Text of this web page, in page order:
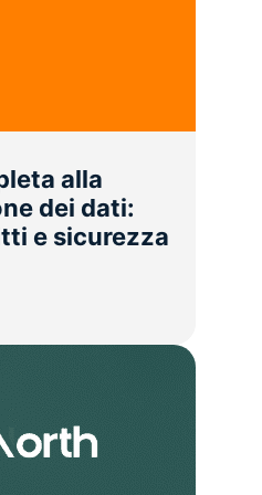
alla
dei dati:
e sicurezza